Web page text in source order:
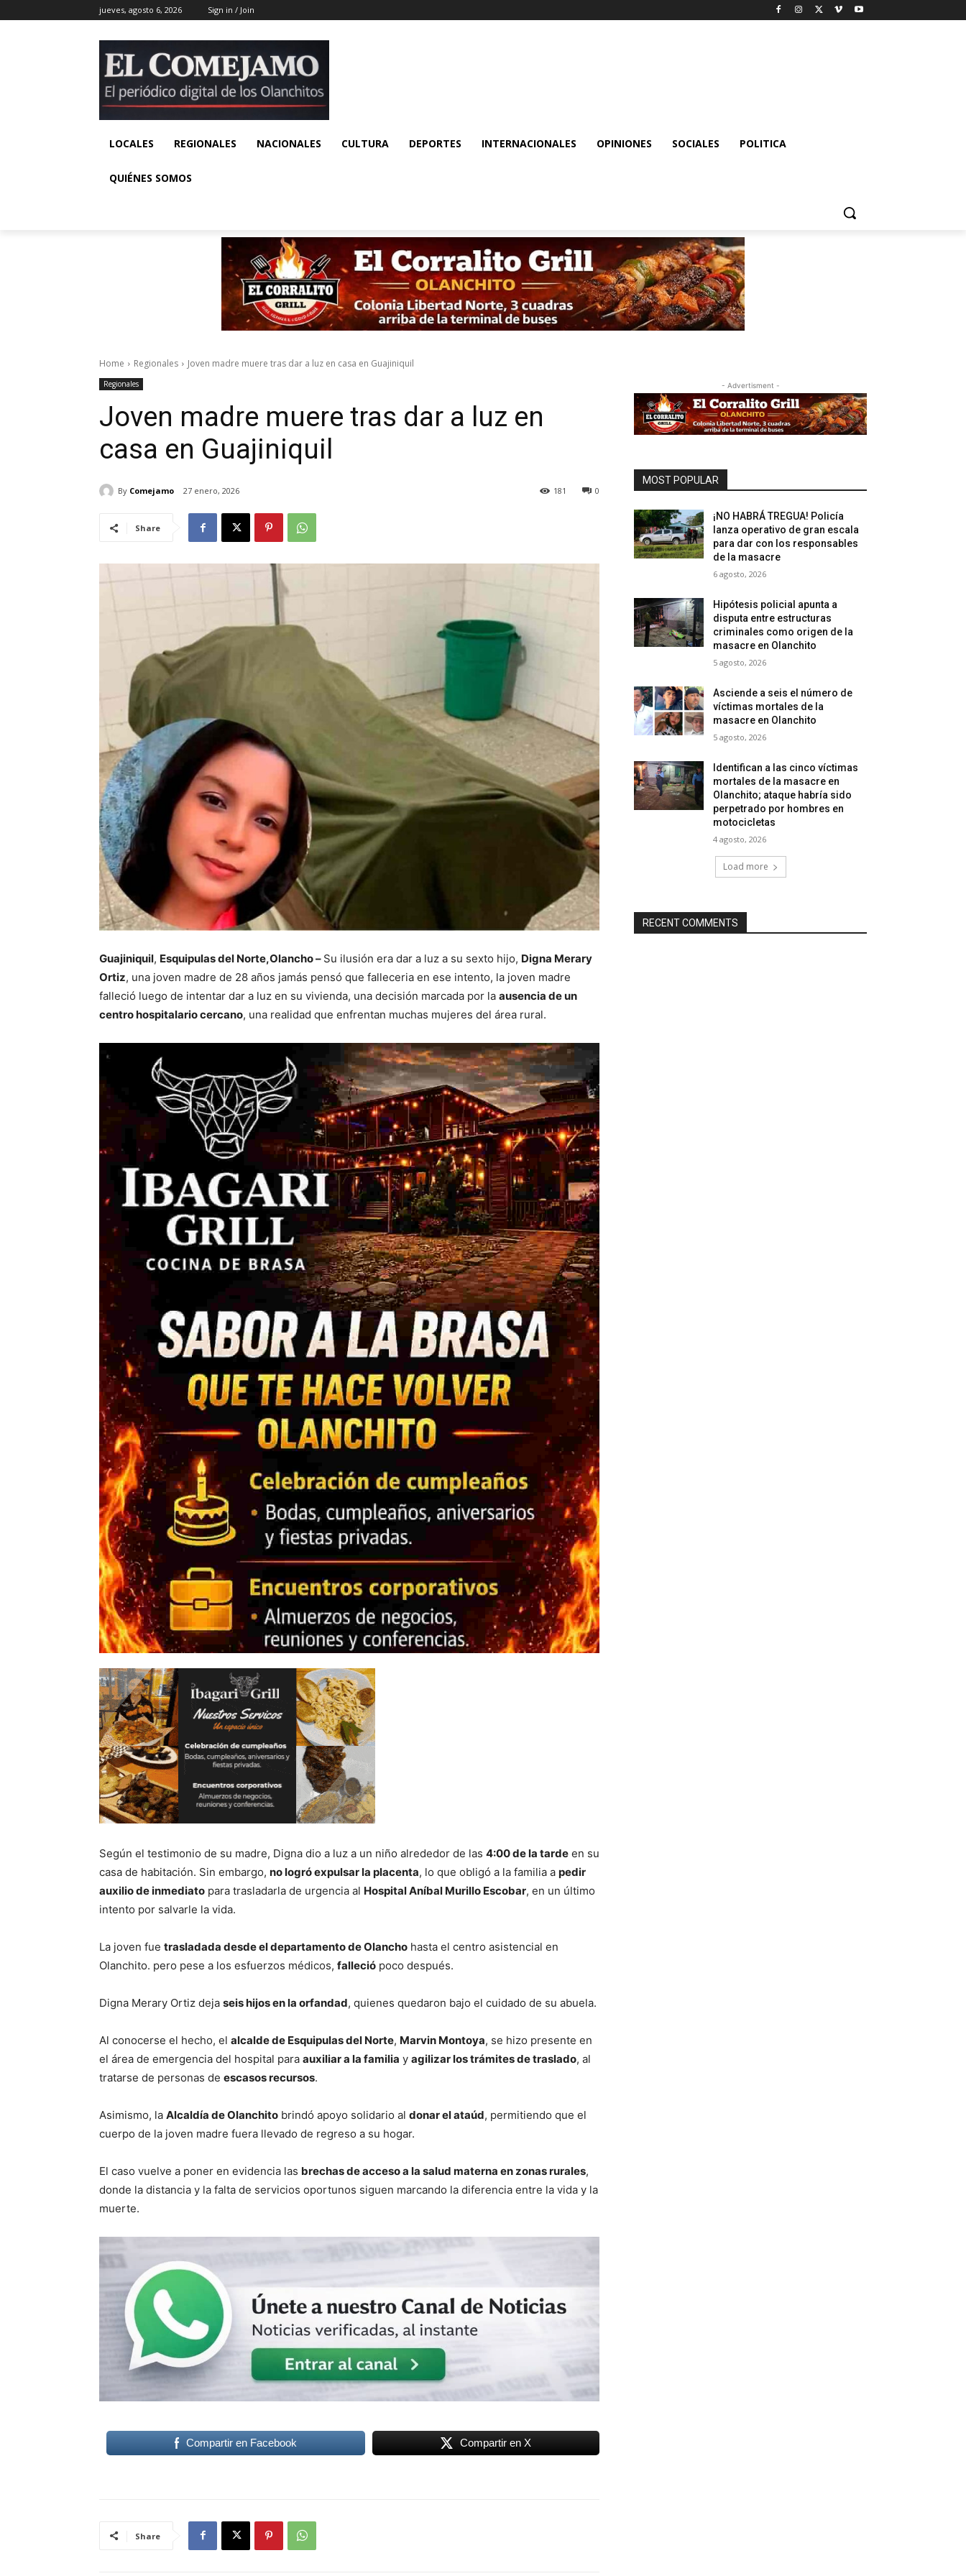
jueves, agosto 6, 2026 Sign in / Join
LOCALES REGIONALES NACIONALES CULTURA DEPORTES INTERNACIONALES OPINIONES SOCIALES POLITICA
QUIÉNES SOMOS
Home Regionales Joven madre muere tras dar a luz en casa en Guajiniquil
Regionales
Joven madre muere tras dar a luz en
casa en Guajiniquil
By Comejamo 27 enero, 2026 0
181
Share
Guajiniquil, Esquipulas del Norte,Olancho – Su ilusión era dar a luz a su sexto hijo, Digna Merary
Ortiz, una joven madre de 28 años jamás pensó que falleceria en ese intento, la joven madre
falleció luego de intentar dar a luz en su vivienda, una decisión marcada por la ausencia de un
centro hospitalario cercano, una realidad que enfrentan muchas mujeres del área rural.
Según el testimonio de su madre, Digna dio a luz a un niño alrededor de las 4:00 de la tarde en su
casa de habitación. Sin embargo, no logró expulsar la placenta, lo que obligó a la familia a pedir
auxilio de inmediato para trasladarla de urgencia al Hospital Aníbal Murillo Escobar, en un último
intento por salvarle la vida.
La joven fue trasladada desde el departamento de Olancho hasta el centro asistencial en
Olanchito. pero pese a los esfuerzos médicos, falleció poco después.
Digna Merary Ortiz deja seis hijos en la orfandad, quienes quedaron bajo el cuidado de su abuela.
Al conocerse el hecho, el alcalde de Esquipulas del Norte, Marvin Montoya, se hizo presente en
el área de emergencia del hospital para auxiliar a la familia y agilizar los trámites de traslado, al
tratarse de personas de escasos recursos.
Asimismo, la Alcaldía de Olanchito brindó apoyo solidario al donar el ataúd, permitiendo que el
cuerpo de la joven madre fuera llevado de regreso a su hogar.
El caso vuelve a poner en evidencia las brechas de acceso a la salud materna en zonas rurales,
donde la distancia y la falta de servicios oportunos siguen marcando la diferencia entre la vida y la
muerte.
Compartir en Facebook Compartir en X
Share
- Advertisment -
MOST POPULAR
¡NO HABRÁ TREGUA! Policía
lanza operativo de gran escala
para dar con los responsables
de la masacre
6 agosto, 2026
Hipótesis policial apunta a
disputa entre estructuras
criminales como origen de la
masacre en Olanchito
5 agosto, 2026
Asciende a seis el número de
víctimas mortales de la
masacre en Olanchito
5 agosto, 2026
Identifican a las cinco víctimas
mortales de la masacre en
Olanchito; ataque habría sido
perpetrado por hombres en
motocicletas
4 agosto, 2026
Load more
RECENT COMMENTS